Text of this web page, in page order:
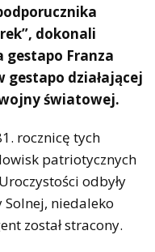
dokonali
gestapo Franza
działającej
światowej.
rocznicę tych
patriotycznych
odbyły
niedaleko
został stracony.